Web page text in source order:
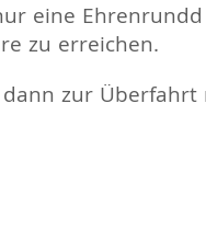
eine
zu erreichen.
zur Überfahrt